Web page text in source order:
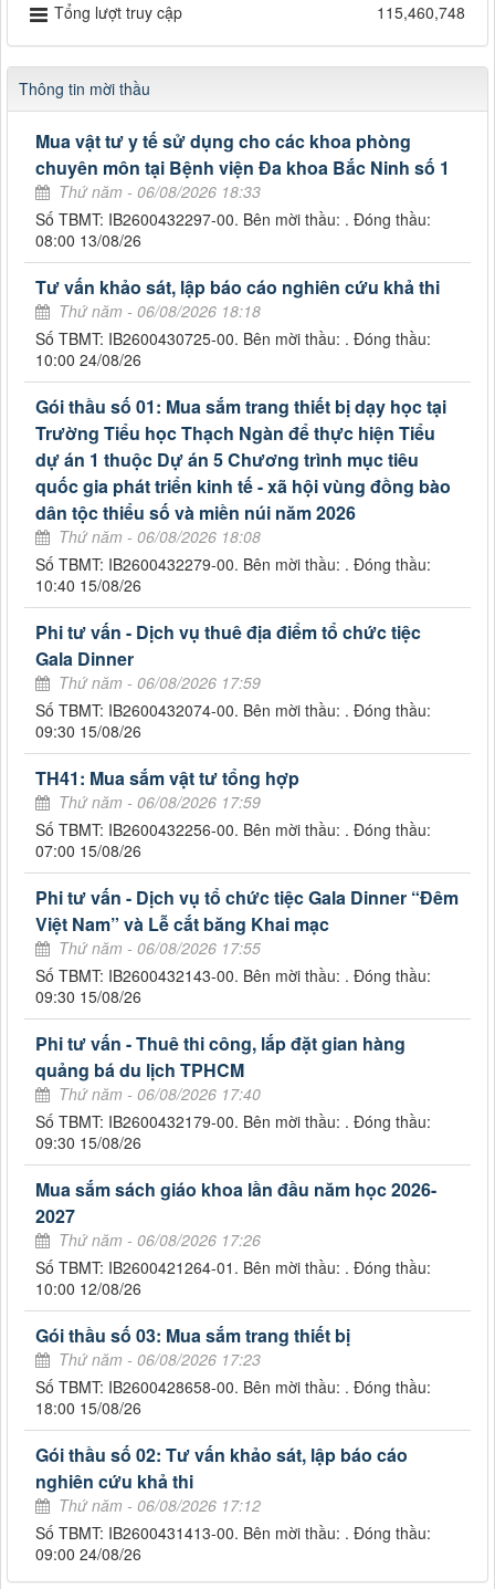
Tổng lượt truy cập
115,460,748
Thông tin mời thầu
Mua vật tư y tế sử dụng cho các khoa phòng
chuyên môn tại Bệnh viện Đa khoa Bắc Ninh số 1
Thứ năm - 06/08/2026 18:33
Số TBMT: IB2600432297-00. Bên mời thầu: . Đóng thầu:
08:00 13/08/26
Tư vấn khảo sát, lập báo cáo nghiên cứu khả thi
Thứ năm - 06/08/2026 18:18
Số TBMT: IB2600430725-00. Bên mời thầu: . Đóng thầu:
10:00 24/08/26
Gói thầu số 01: Mua sắm trang thiết bị dạy học tại
Trường Tiểu học Thạch Ngàn để thực hiện Tiểu
dự án 1 thuộc Dự án 5 Chương trình mục tiêu
quốc gia phát triển kinh tế - xã hội vùng đồng bào
dân tộc thiểu số và miền núi năm 2026
Thứ năm - 06/08/2026 18:08
Số TBMT: IB2600432279-00. Bên mời thầu: . Đóng thầu:
10:40 15/08/26
Phi tư vấn - Dịch vụ thuê địa điểm tổ chức tiệc
Gala Dinner
Thứ năm - 06/08/2026 17:59
Số TBMT: IB2600432074-00. Bên mời thầu: . Đóng thầu:
09:30 15/08/26
TH41: Mua sắm vật tư tổng hợp
Thứ năm - 06/08/2026 17:59
Số TBMT: IB2600432256-00. Bên mời thầu: . Đóng thầu:
07:00 15/08/26
Phi tư vấn - Dịch vụ tổ chức tiệc Gala Dinner “Đêm
Việt Nam” và Lễ cắt băng Khai mạc
Thứ năm - 06/08/2026 17:55
Số TBMT: IB2600432143-00. Bên mời thầu: . Đóng thầu:
09:30 15/08/26
Phi tư vấn - Thuê thi công, lắp đặt gian hàng
quảng bá du lịch TPHCM
Thứ năm - 06/08/2026 17:40
Số TBMT: IB2600432179-00. Bên mời thầu: . Đóng thầu:
09:30 15/08/26
Mua sắm sách giáo khoa lần đầu năm học 2026-
2027
Thứ năm - 06/08/2026 17:26
Số TBMT: IB2600421264-01. Bên mời thầu: . Đóng thầu:
10:00 12/08/26
Gói thầu số 03: Mua sắm trang thiết bị
Thứ năm - 06/08/2026 17:23
Số TBMT: IB2600428658-00. Bên mời thầu: . Đóng thầu:
18:00 15/08/26
Gói thầu số 02: Tư vấn khảo sát, lập báo cáo
nghiên cứu khả thi
Thứ năm - 06/08/2026 17:12
Số TBMT: IB2600431413-00. Bên mời thầu: . Đóng thầu:
09:00 24/08/26